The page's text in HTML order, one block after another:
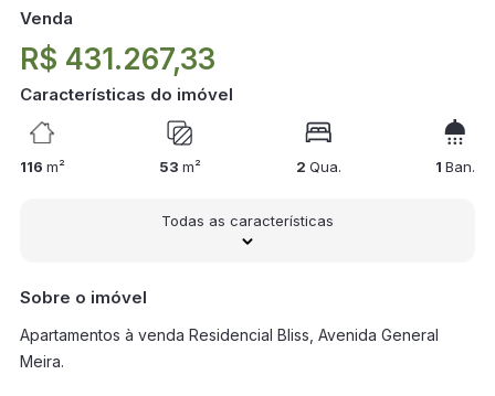
Venda
R$ 431.267,33
Características do imóvel
116 m² 53m² 2 Qua. 1Ban.
Todas as características
Sobre o imóvel
Apartamentos à venda Residencial Bliss, Avenida General
Meira.